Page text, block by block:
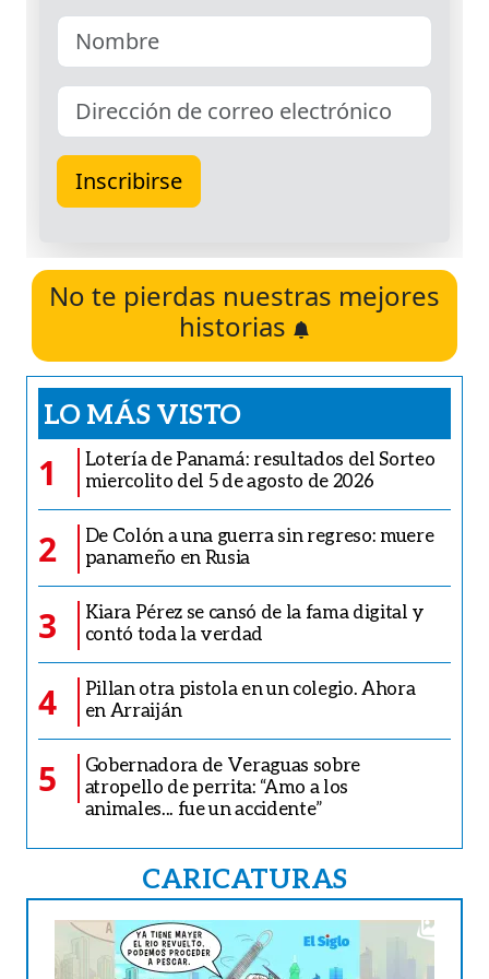
No te pierdas nuestras mejores
historias
LO MÁS VISTO
1
Lotería de Panamá: resultados del Sorteo
miercolito del 5 de agosto de 2026
2
De Colón a una guerra sin regreso: muere
panameño en Rusia
3
Kiara Pérez se cansó de la fama digital y
contó toda la verdad
4
Pillan otra pistola en un colegio. Ahora
en Arraiján
5
Gobernadora de Veraguas sobre
atropello de perrita: “Amo a los
animales... fue un accidente”
CARICATURAS